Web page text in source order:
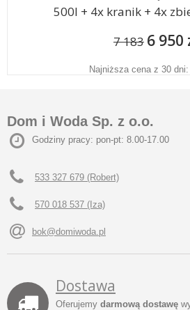
500l + 4x kranik + 4x
7 183 6 950
Najniższa cena z 30 dni:
Dom i Woda Sp. z o.o.
Godziny pracy: pon-pt: 8.00-17.00
533 327 679 (Robert)
570 018 537 (Iza)
bok@domiwoda.pl
Dostawa
Oferujemy darmową dostawę